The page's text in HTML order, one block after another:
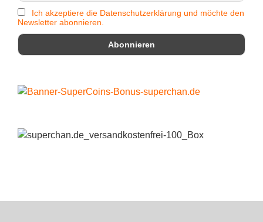
Ich akzeptiere die Datenschutzerklärung und möchte den
Newsletter abonnieren.